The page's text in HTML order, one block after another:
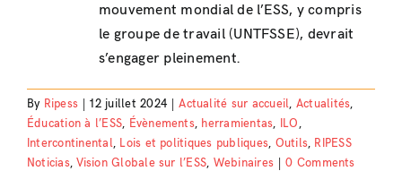
mouvement mondial de l’ESS, y compris
le groupe de travail (UNTFSSE), devrait
s’engager pleinement.
By Ripess 12 juillet 2024 Actualité sur accueil, Actualités,
Éducation à l’ESS, Évènements, herramientas, ILO,
Intercontinental, Lois et politiques publiques, Outils, RIPESS
Noticias,Vision Globale sur l’ESS, Webinaires 0 Comments